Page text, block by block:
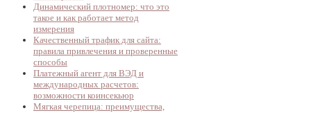
Динамический плотномер: что это
такое и как работает метод
измерения
Качественный трафик для сайта:
правила привлечения и проверенные
способы
Платежный агент для ВЭД и
международных расчетов:
возможности коинсекьюр
Мягкая черепица: преимущества,